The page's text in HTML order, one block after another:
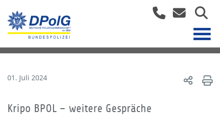
01. Juli 2024
Kripo BPOL – weitere Gespräche